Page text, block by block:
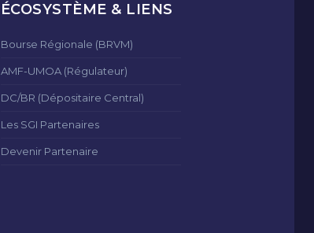
ÉCOSYSTÈME & LIENS
Bourse Régionale (BRVM)
AMF-UMOA (Régulateur)
DC/BR (Dépositaire Central)
Les SGI Partenaires
Devenir Partenaire